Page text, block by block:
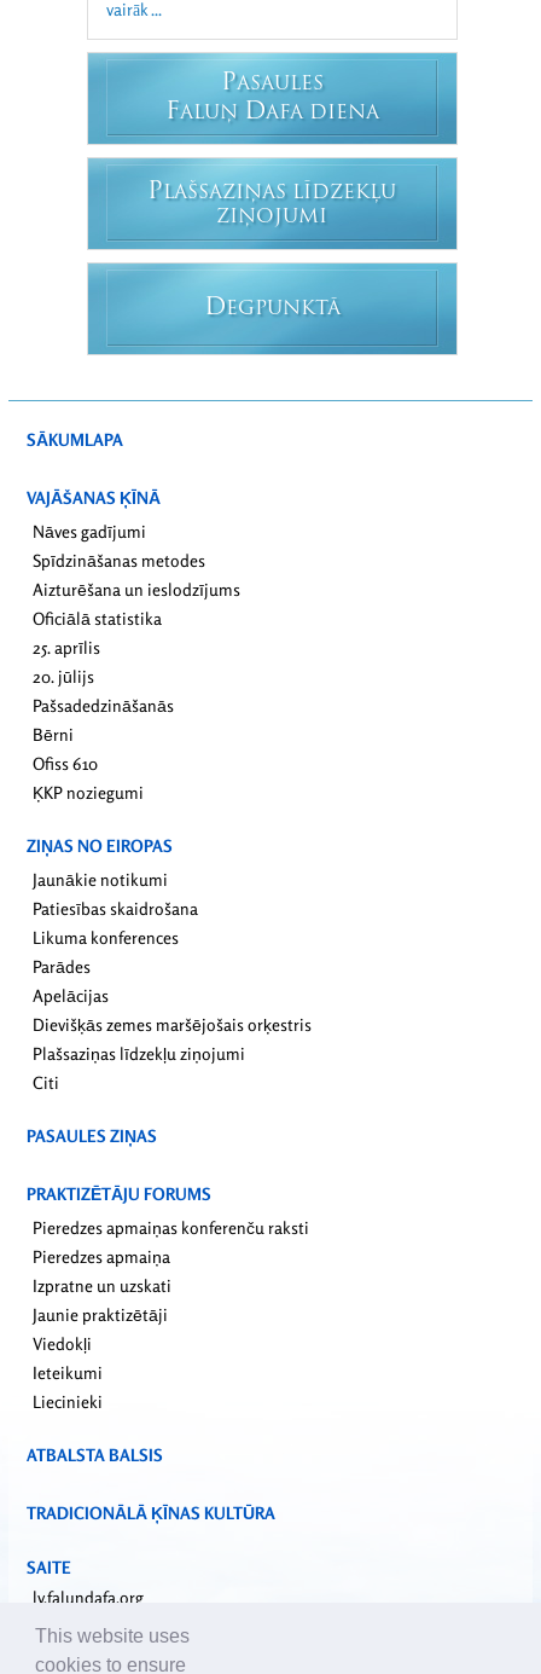
vairāk ...
PASAULES
FALUŅ DAFA DIENA
PLAŠSAZIŅAS LĪDZEKĻU
ZIŅOJUMI
DEGPUNKTĀ
SĀKUMLAPA
VAJĀŠANAS ĶĪNĀ
Nāves gadījumi
Spīdzināšanas metodes
Aizturēšana un ieslodzījums
Oficiālā statistika
25. aprīlis
20. jūlijs
Pašsadedzināšanās
Bērni
Ofiss 610
ĶKP noziegumi
ZIŅAS NO EIROPAS
Jaunākie notikumi
Patiesības skaidrošana
Likuma konferences
Parādes
Apelācijas
Dievišķās zemes maršējošais orķestris
Plašsaziņas līdzekļu ziņojumi
Citi
PASAULES ZIŅAS
PRAKTIZĒTĀJU FORUMS
Pieredzes apmaiņas konferenču raksti
Pieredzes apmaiņa
Izpratne un uzskati
Jaunie praktizētāji
Viedokļi
Ieteikumi
Liecinieki
ATBALSTA BALSIS
TRADICIONĀLĀ ĶĪNAS KULTŪRA
SAITE
lv.falundafa.org
faluninfo.net
minghui.org
This website uses
cookies to ensure